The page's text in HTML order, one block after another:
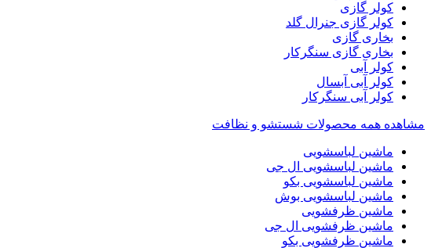
کولر گازی
کولر گازی جنرال گلد
بخاری گازی
بخاری گازی سنگرکار
کولر آبی
کولر آبی آبسال
کولر آبی سنگرکار
مشاهده همه محصولات شستشو و نظافت
ماشین لباسشویی
ماشین لباسشویی ال جی
ماشین لباسشویی بکو
ماشین لباسشویی بوش
ماشین ظرفشویی
ماشین ظرفشویی ال جی
ماشین ظرفشویی بکو